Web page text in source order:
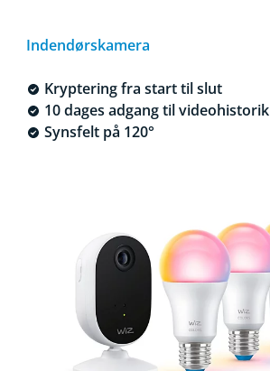
Indendørskamera
Kryptering fra start til slut
10 dages adgang til videohistorik
Synsfelt på 120°